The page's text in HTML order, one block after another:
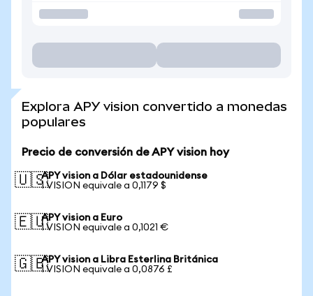
Explora APY vision convertido a monedas
populares
Precio de conversión de APY vision hoy
🇺🇸APY vision a Dólar estadounidense
1 VISION equivale a 0,1179 $
🇪🇺APY vision a Euro
1 VISION equivale a 0,1021 €
🇬🇧APY vision a Libra Esterlina Británica
1 VISION equivale a 0,0876 £